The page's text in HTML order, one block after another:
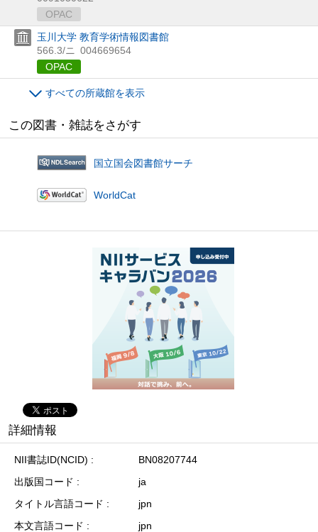
OPAC
玉川大学 教育学術情報図書館
566.3/ニ
004669654
OPAC
すべての所蔵館を表示
この図書・雑誌をさがす
国立国会図書館サーチ
WorldCat
詳細情報
NII書誌ID(NCID)
BN08207744
出版国コード
ja
タイトル言語コード
jpn
本文言語コード
jpn